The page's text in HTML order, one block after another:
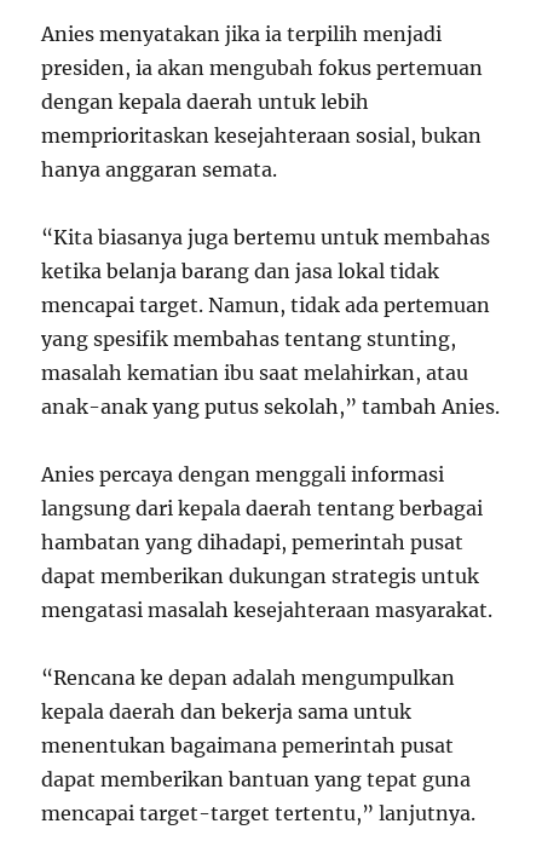
Anies menyatakan jika ia terpilih menjadi
presiden, ia akan mengubah fokus pertemuan
dengan kepala daerah untuk lebih
memprioritaskan kesejahteraan sosial, bukan
hanya anggaran semata.
“Kita biasanya juga bertemu untuk membahas
ketika belanja barang dan jasa lokal tidak
mencapai target. Namun, tidak ada pertemuan
yang spesifik membahas tentang stunting,
masalah kematian ibu saat melahirkan, atau
anak-anak yang putus sekolah,” tambah Anies.
Anies percaya dengan menggali informasi
langsung dari kepala daerah tentang berbagai
hambatan yang dihadapi, pemerintah pusat
dapat memberikan dukungan strategis untuk
mengatasi masalah kesejahteraan masyarakat.
“Rencana ke depan adalah mengumpulkan
kepala daerah dan bekerja sama untuk
menentukan bagaimana pemerintah pusat
dapat memberikan bantuan yang tepat guna
mencapai target-target tertentu,” lanjutnya.